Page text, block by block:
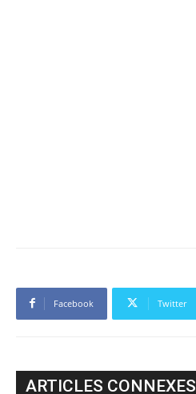
Facebook Twitter
ARTICLES CONNEXES